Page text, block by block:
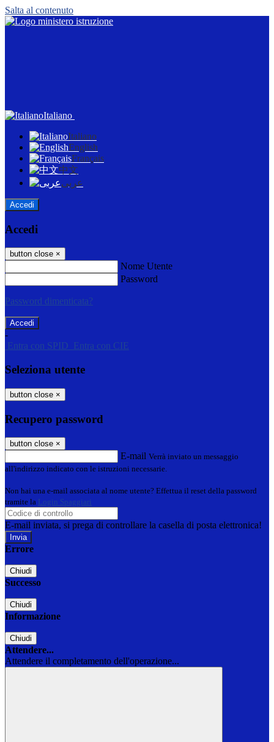
Salta al contenuto
Italiano
Italiano
English
Français
中文
عربى
Accedi
Accedi
button close ×
Nome Utente
Password
Password dimenticata?
-
Entra con SPID
Entra con CIE
Seleziona utente
button close ×
Recupero password
button close ×
E-mail Verrà inviato un messaggio
all'indirizzo indicato con le istruzioni necessarie.
Non hai una e-mail associata al nome utente? Effettua il reset della password
tramite la Login Spaggiari
E-mail inviata, si prega di controllare la casella di posta elettronica!
Errore
Chiudi
Successo
Chiudi
Informazione
Chiudi
Attendere...
Attendere il completamento dell'operazione...